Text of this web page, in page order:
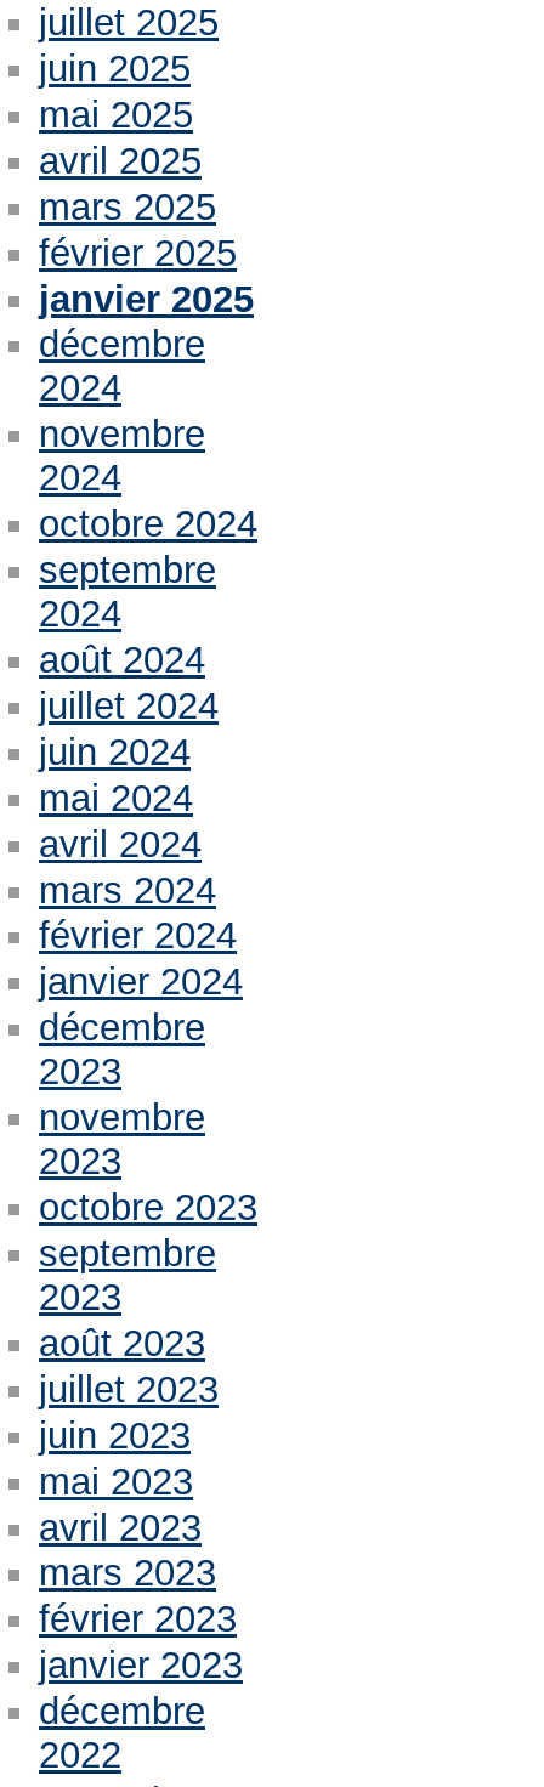
juillet 2025
juin 2025
mai 2025
avril 2025
mars 2025
février 2025
janvier 2025
décembre
2024
novembre
2024
octobre 2024
septembre
2024
août 2024
juillet 2024
juin 2024
mai 2024
avril 2024
mars 2024
février 2024
janvier 2024
décembre
2023
novembre
2023
octobre 2023
septembre
2023
août 2023
juillet 2023
juin 2023
mai 2023
avril 2023
mars 2023
février 2023
janvier 2023
décembre
2022